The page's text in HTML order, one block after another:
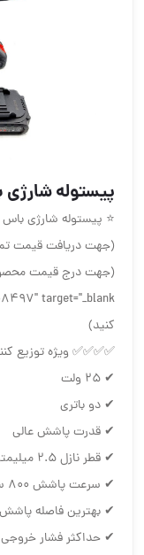
شارژی باس
شارژی باس
قیمت تماس بگیرید)
قیمت محصولات در
ویژه توزیع کنندگان ( تعداد
عالی
سی سی بر دقیقه
پاشش ۴۰-۳۰ سانتی متر
خروجی ۱ تا ۳ مگاپاسکال